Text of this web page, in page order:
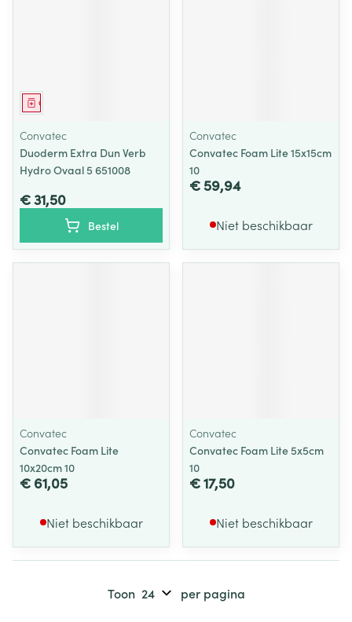
Geneesmiddel
Convatec
Duoderm Extra Dun Verb
Hydro Ovaal 5 651008
€ 31,50
Bestel
Convatec
Convatec Foam Lite 15x15cm
10
€ 59,94
Niet beschikbaar
Convatec
Convatec Foam Lite
10x20cm 10
€ 61,05
Niet beschikbaar
Convatec
Convatec Foam Lite 5x5cm
10
€ 17,50
Niet beschikbaar
Toon per pagina